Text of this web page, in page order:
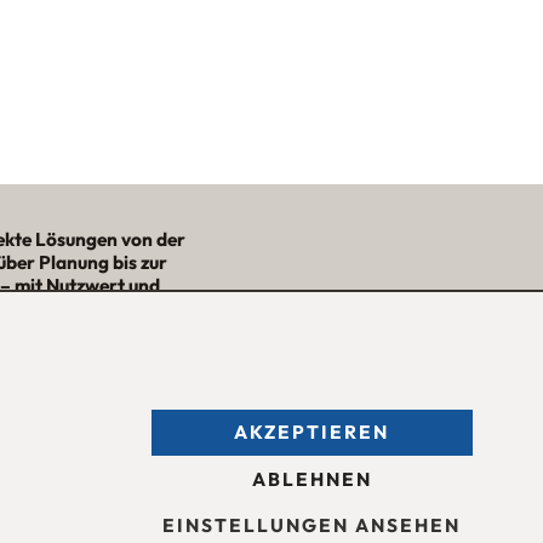
AKZEPTIEREN
ABLEHNEN
EINSTELLUNGEN ANSEHEN
Lösungen von der
Planung bis zur
mit Nutzwert und
Möbelgeschäfts:
bis Freitag 09:30 — 18:30 Uhr